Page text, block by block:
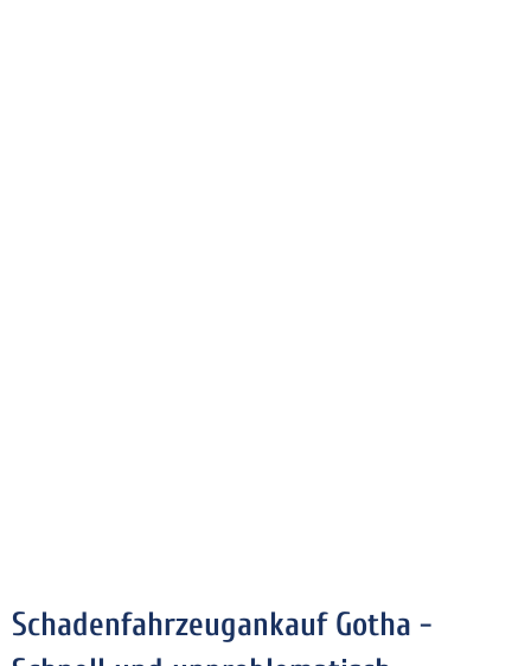
Schadenfahrzeugankauf Gotha -